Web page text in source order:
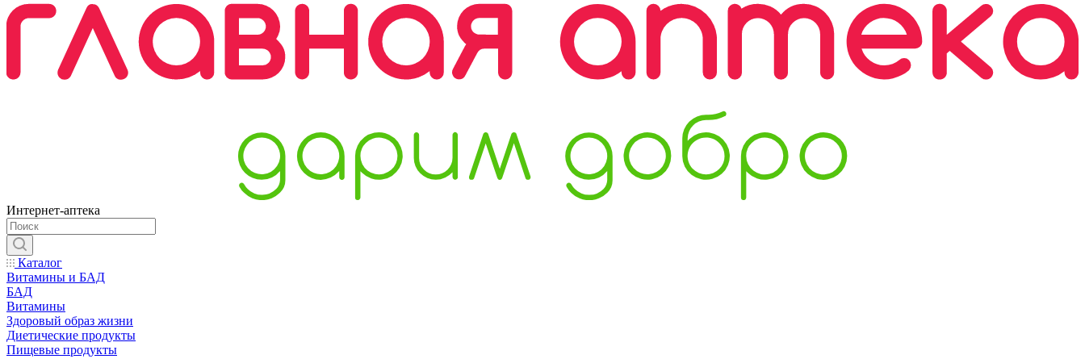
Интернет-аптека
Каталог
Витамины и БАД
БАД
Витамины
Здоровый образ жизни
Диетические продукты
Пищевые продукты